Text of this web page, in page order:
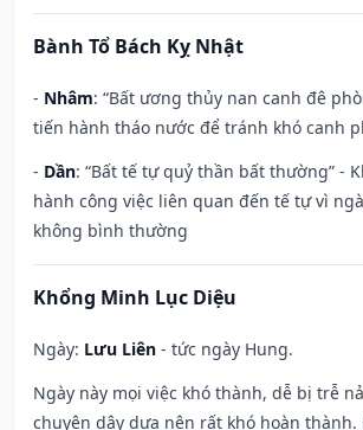
Bành Tổ Bách Kỵ Nhật
- Nhâm: “Bất ương thủy nan canh đê
tiến hành tháo nước để tránh khó canh
- Dần: “Bất tế tự quỷ thần bất thường” -
hành công việc liên quan đến tế tự vì
không bình thường
Khổng Minh Lục Diệu
Ngày: Lưu Liên - tức ngày Hung.
Ngày này mọi việc khó thành, dễ bị trễ
chuyện dây dưa nên rất khó hoàn thành.